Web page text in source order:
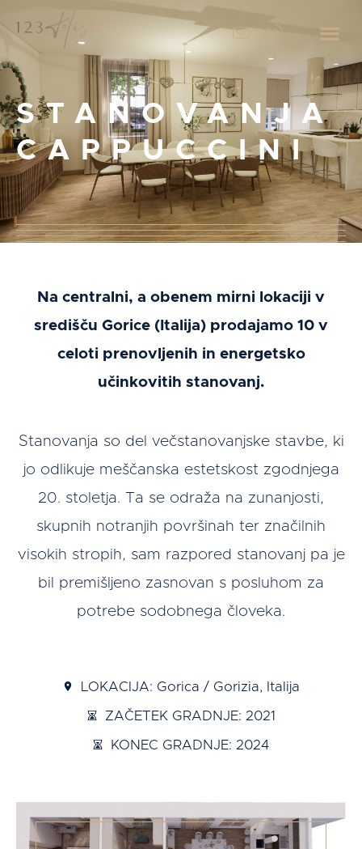
STANOVANJA
CAPPUCCINI
Na centralni, a obenem mirni lokaciji v
središču Gorice (Italija) prodajamo 10 v
celoti prenovljenih in energetsko
učinkovitih stanovanj.
Stanovanja so del večstanovanjske stavbe, ki
jo odlikuje meščanska estetskost zgodnjega
20. stoletja. Ta se odraža na zunanjosti,
skupnih notranjih površinah ter značilnih
visokih stropih, sam razpored stanovanj pa je
bil premišljeno zasnovan s posluhom za
potrebe sodobnega človeka.
LOKACIJA: Gorica / Gorizia, Italija
ZAČETEK GRADNJE: 2021
KONEC GRADNJE: 2024